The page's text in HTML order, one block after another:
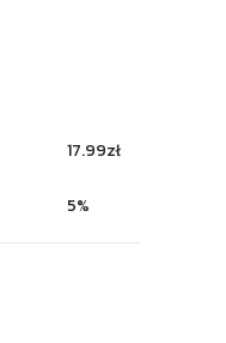
17.99zł
5%